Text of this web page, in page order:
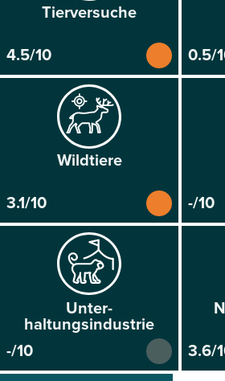
Tier­versuche
4.5/10
0.5/
Wild­tiere
3.1/10
-/10
Unter­
haltungsindustrie
-/10
3.6/